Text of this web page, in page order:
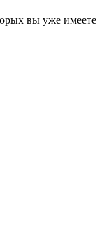
вы уже имеете